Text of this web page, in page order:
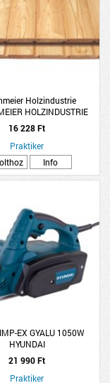
Holzindustrie
HOLZINDUSTRIE
HF MINŐSÉG
1,16M2/CS
KOMBI-PROFIL
16 228 Ft
Praktiker
Info
EX GYALU 1050W
HYUNDAI
21 990 Ft
Praktiker